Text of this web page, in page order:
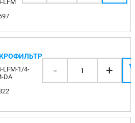
LFM
LFM-1/4-
DA
- 1 +